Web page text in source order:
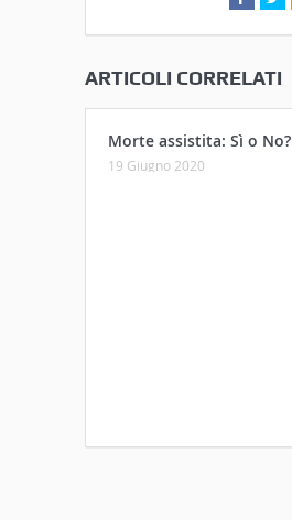
ARTICOLI CORRELATI
Morte assistita: Sì o No?
19 Giugno 2020